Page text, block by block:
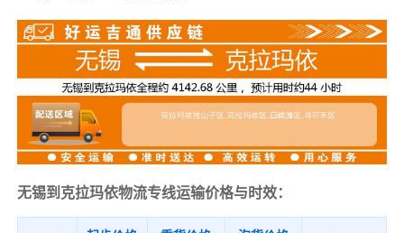
无锡到克拉玛依物流专线运输价格与时效：